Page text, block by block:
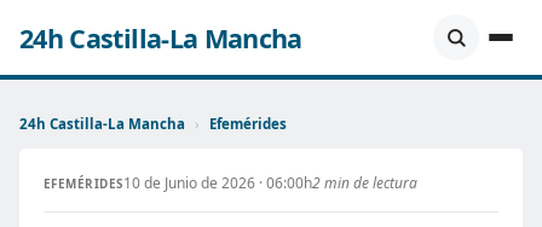
24h Castilla-La Mancha
24h Castilla-La Mancha › Efemérides
EFEMÉRIDES10 de Junio de 2026 · 06:00h2 min de lectura